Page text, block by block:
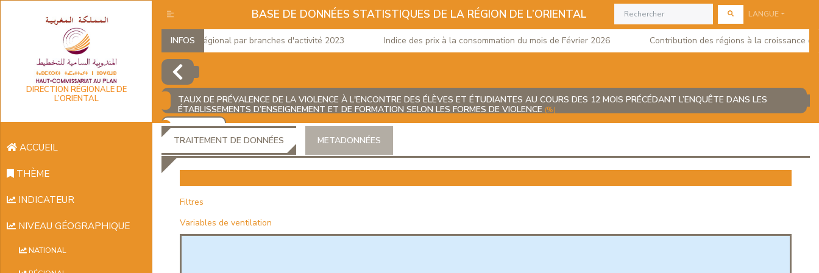
DIRECTION RÉGIONALE DE
L’ORIENTAL
ACCUEIL
THÈME
INDICATEUR
NIVEAU GÉOGRAPHIQUE
NATIONAL
BASE DE DONNÉES STATISTIQUES DE LA RÉGION DE L’ORIENTAL LANGUE
INFOS
Produit Intérieur Brut Régional par branches d'activité 2023 Indice des prix à la consommation du mois de Février 2026 Contribution des régions à la croissance du
TAUX DE PRÉVALENCE DE LA VIOLENCE À L'ENCONTRE DES ÉLÈVES ET ÉTUDIANTES AU COURS DES 12 MOIS PRÉCÉDANT L’ENQUÊTE DANS LES
ÉTABLISSEMENTS D’ENSEIGNEMENT ET DE FORMATION SELON LES FORMES DE VIOLENCE (%)
AJOUTER
TRAITEMENT DE DONNÉES
METADONNÉES
Filtres
Variables de ventilation